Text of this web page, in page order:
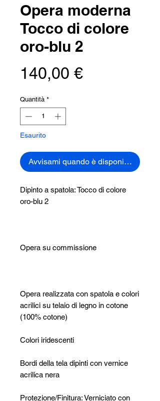
Opera moderna
Tocco di colore
oro-blu 2
140,00 €Prezzo
Quantità *
Esaurito
Avvisami quando è disponibile
Dipinto a spatola: Tocco di colore
oro-blu 2
Opera su commissione
Opera realizzata con spatola e colori
acrilici su telaio di legno in cotone
(100% cotone)
Colori iridescenti
Bordi della tela dipinti con vernice
acrilica nera
Protezione/Finitura: Verniciato con